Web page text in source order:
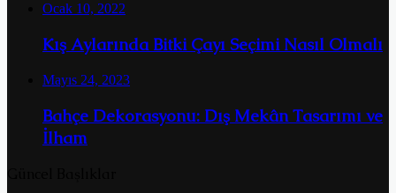
Ocak 10, 2022
Kış Aylarında Bitki Çayı Seçimi Nasıl Olmalı
Mayıs 24, 2023
Bahçe Dekorasyonu: Dış Mekân Tasarımı ve
İlham